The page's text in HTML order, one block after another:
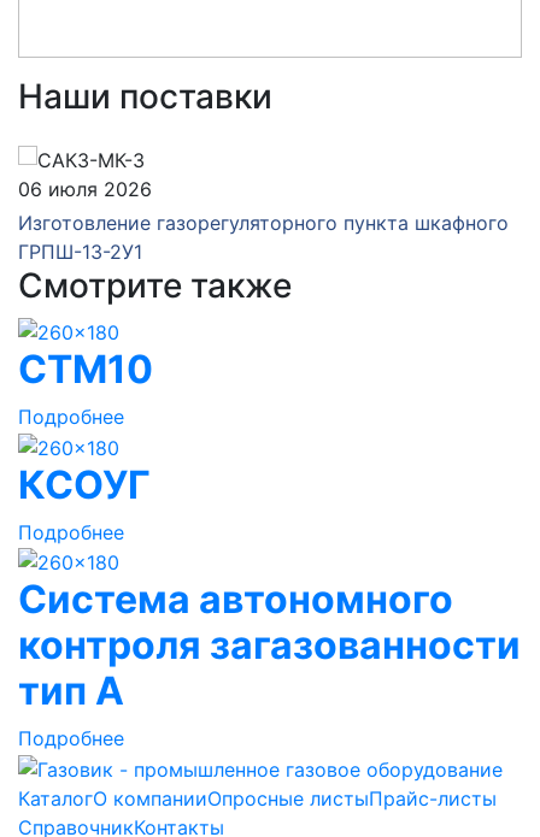
Наши поставки
06 июля 2026
Изготовление газорегуляторного пункта шкафного
ГРПШ-13-2У1
Смотрите также
СТМ10
Подробнее
КСОУГ
Подробнее
Система автономного
контроля загазованности
тип А
Подробнее
КаталогО компанииОпросные листыПрайс-листы
СправочникКонтакты